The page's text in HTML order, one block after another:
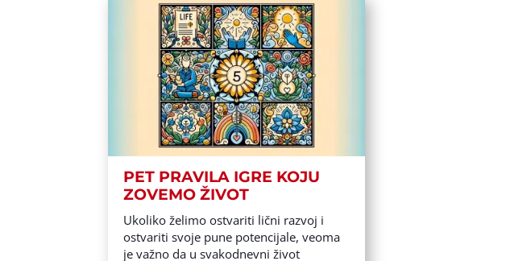
PET PRAVILA IGRE KOJU
ZOVEMO ŽIVOT
Ukoliko želimo ostvariti lični razvoj i
ostvariti svoje pune potencijale, veoma
je važno da u svakodnevni život